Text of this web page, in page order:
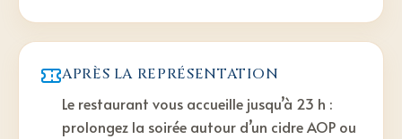
APRÈS LA REPRÉSENTATION
Le restaurant vous accueille jusqu’à 23 h :
prolongez la soirée autour d’un cidre AOP ou